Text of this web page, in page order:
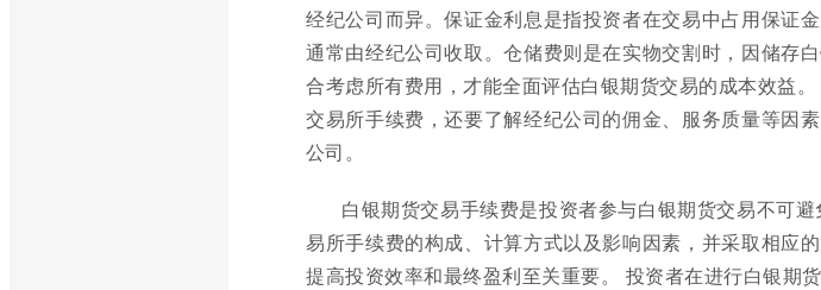
经纪公司而异。保证金利息是指投资者在交易中占用保证
通常由经纪公司收取。仓储费则是在实物交割时，因储存
合考虑所有费用，才能全面评估白银期货交易的成本效益
交易所手续费，还要了解经纪公司的佣金、服务质量等因
公司。
白银期货交易手续费是投资者参与白银期货交易不可
易所手续费的构成、计算方式以及影响因素，并采取相应
提高投资效率和最终盈利至关重要。 投资者在进行白银期